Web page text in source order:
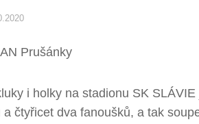
Prušánky
i holky na stadionu SK
čtyřicet dva fanoušků, a tak